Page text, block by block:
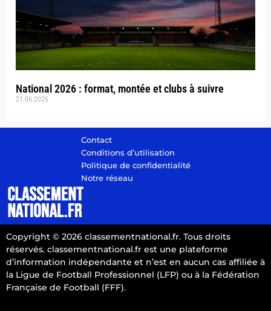
National 2026 : format, montée et clubs à suivre
21.06.2026
Contact
Conditions d’utilisation
Politique de confidentialité
Notre réseau
Copyright © 2026 classementnational.fr. Tous droits
réservés. classementnational.fr est une plateforme
d’information indépendante et n’est en aucun cas affiliée à
la Ligue de Football Professionnel (LFP) ou à la Fédération
Française de Football (FFF).